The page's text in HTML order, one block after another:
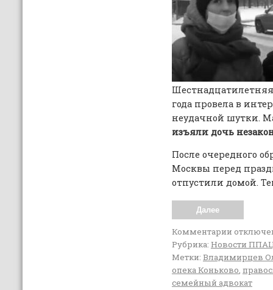
года провела в
неудачной шутки.
изъяли дочь
После очередного
Москвы перед
отпустили домой.
Далее
Комментарии
Рубрика: Новости
Метки: Владимирцев
опека Коньково,
семейный адвокат